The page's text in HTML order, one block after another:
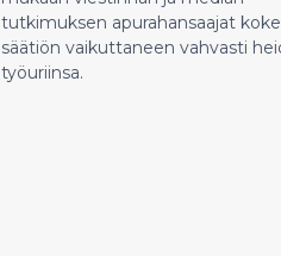
tutkimuksen apurahansaajat
säätiön vaikuttaneen vahvasti
työuriinsa.